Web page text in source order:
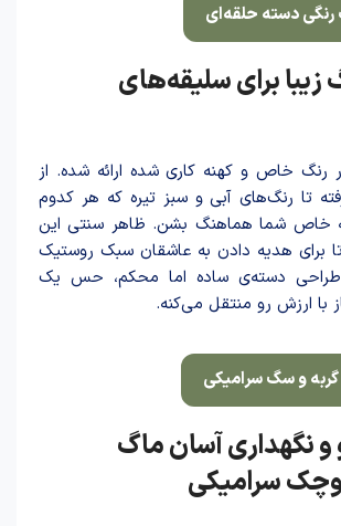
دسته حلقه‌ای
زیبا برای سلیقه‌های
رنگ خاص و کهنه کاری شده ارائه شده. از
تا رنگ‌های آبی و سبز تیره که هر کدوم
خاص شما هماهنگ بشن. ظاهر سنتی این
برای هدیه داد‌ن به عاشقان سبک روستیک
طراحی دسته‌ی ساده اما محکم، حس یک
ارزش رو منتقل می‌کنه.
و سگ سرامیکی
نگهداری آسان ماگ
سرامیکی